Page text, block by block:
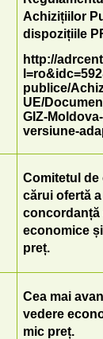
Achizițiilor
dispozițiile
http://
publice/
UE/
GIZ-
versiune-
Comitetul de
cărui ofertă
concordanță
economice
preț.
Cea mai
vedere
mic preț.